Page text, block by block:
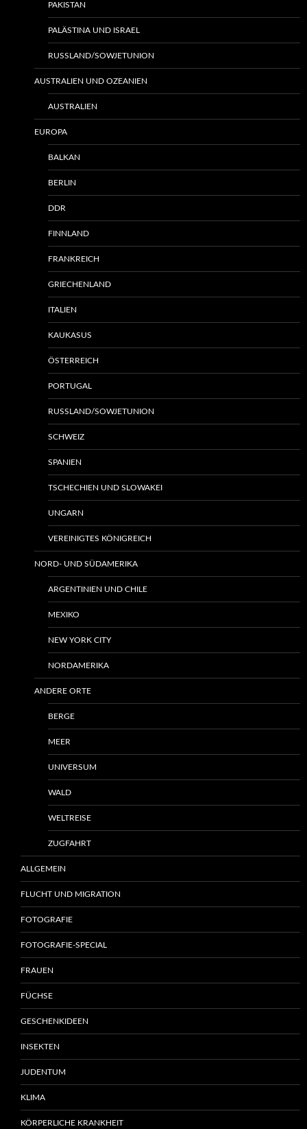
PAKISTAN
PALÄSTINA UND ISRAEL
RUSSLAND/SOWJETUNION
AUSTRALIEN UND OZEANIEN
AUSTRALIEN
EUROPA
BALKAN
BERLIN
DDR
FINNLAND
FRANKREICH
GRIECHENLAND
ITALIEN
KAUKASUS
ÖSTERREICH
PORTUGAL
RUSSLAND/SOWJETUNION
SCHWEIZ
SPANIEN
TSCHECHIEN UND SLOWAKEI
UNGARN
VEREINIGTES KÖNIGREICH
NORD- UND SÜDAMERIKA
ARGENTINIEN UND CHILE
MEXIKO
NEW YORK CITY
NORDAMERIKA
ANDERE ORTE
BERGE
MEER
UNIVERSUM
WALD
WELTREISE
ZUGFAHRT
ALLGEMEIN
FLUCHT UND MIGRATION
FOTOGRAFIE
FOTOGRAFIE-SPECIAL
FRAUEN
FÜCHSE
GESCHENKIDEEN
INSEKTEN
JUDENTUM
KLIMA
KÖRPERLICHE KRANKHEIT